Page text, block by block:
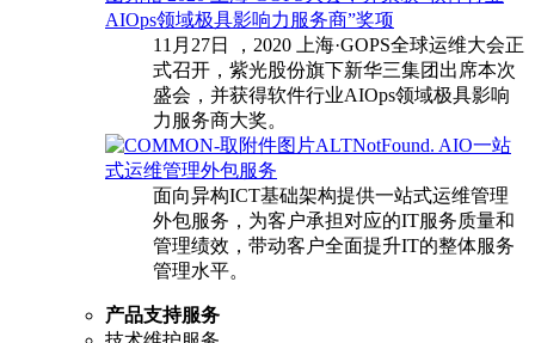
AIOps领域极具影响力服务商”奖项
11月27日 ，2020 上海·GOPS全球运维大会正
式召开，紫光股份旗下新华三集团出席本次
盛会，并获得软件行业AIOps领域极具影响
力服务商大奖。
AIO一站
式运维管理外包服务
面向异构ICT基础架构提供一站式运维管理
外包服务，为客户承担对应的IT服务质量和
管理绩效，带动客户全面提升IT的整体服务
管理水平。
产品支持服务